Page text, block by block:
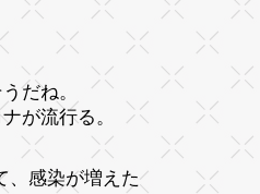
だね。
が流行る。
、感染が増えた